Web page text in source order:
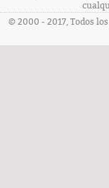
© 2000 - 2017, Todos